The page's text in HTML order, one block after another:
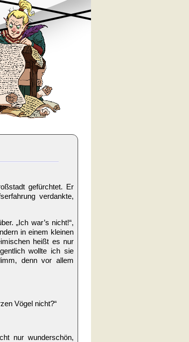
gefürchtet. Er
verdankte,
„Ich war’s nicht!“,
in einem kleinen
heißt es nur
wollte ich sie
denn vor allem
Vögel nicht?“
nur wunderschön,